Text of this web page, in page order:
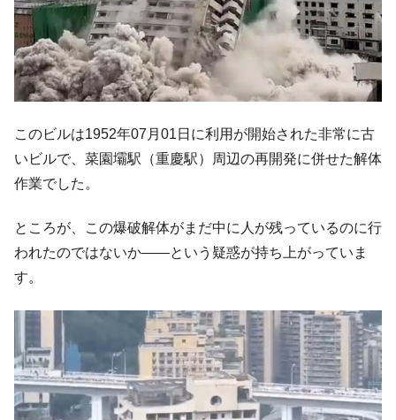
す」⇒「金を経由するドル入手」手段ではないのか？
『Money1』
韓国･外為取引量「1日当たり1,214.4億ド
ル」まで拡大 ⇒ 海外資金の動きに強く左右される状態
『Money1』
韓国･帰ってきた李在明。李在明を支持しな
い「50.5％」に上昇
『Money1』
韓国大統領府ボンクラ政策室長が告発され
た ⇒ 国家が行った恐るべき株価操作であり、空前の国政壟
断
動」
『Money1』
中国だけが鉄鋼輸出を異常増加させる ⇒ 中
国の過剰生産が世界を蝕む。
種は全般的「不調」⇒ PSIが示す現況は決して良くない。
『Money1』
【米韓激突案件】韓国消費者院が『クーパ
ン』1人当たり賠償10万ウォンを認定 ⇒ 総額3兆7,000億
『Money1』 韓国で猛暑。南東部では干ばつ
このビルは1952年07月01日に利用が開始された非常に古
いビルで、菜園壩駅（重慶駅）周辺の再開発に併せた解体
作業でした。
ところが、この爆破解体がまだ中に人が残っているのに行
われたのではないか――という疑惑が持ち上がっていま
す。